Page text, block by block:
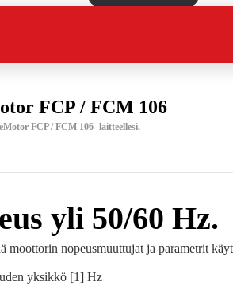
FCP / FCM 106
FCP / FCM 106 -laitteellesi.
yli 50/60 Hz.
moottorin nopeusmuuttujat ja parametrit
yksikkö [1] Hz